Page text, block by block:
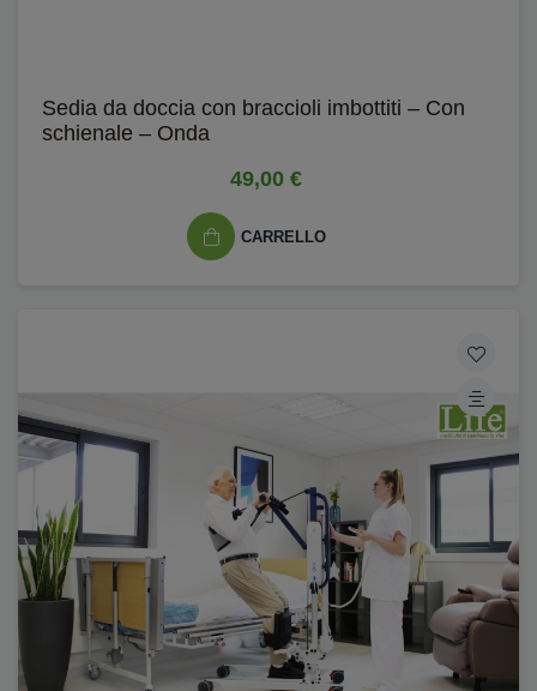
Sedia da doccia con braccioli imbottiti – Con
schienale – Onda
49,00 €
CARRELLO